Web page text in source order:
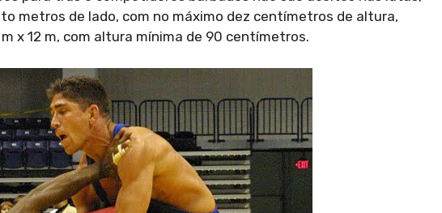
metros de lado, com no máximo dez centímetros de altura,
x 12 m, com altura mínima de 90 centímetros.